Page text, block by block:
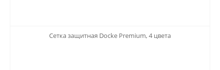
Сетка защитная Docke Premium, 4 цвета